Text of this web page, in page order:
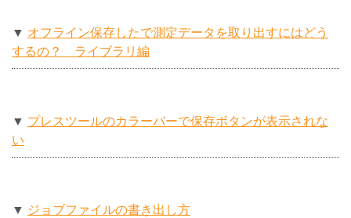
▼ オフライン保存したで測定データを取り出すにはどう
するの？ ライブラリ編
▼ プレスツールのカラーバーで保存ボタンが表示されな
い
▼ ジョブファイルの書き出し方